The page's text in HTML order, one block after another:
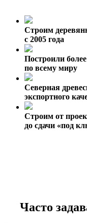
Строим
с 2005 года
Построили
по всему миру
Северная
экспортного
Строим от
до сдачи «под
Часто